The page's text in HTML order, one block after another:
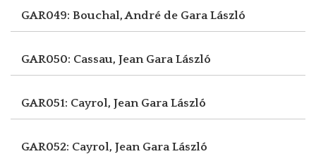
GAR049: Bouchal, André de Gara László
GAR050: Cassau, Jean Gara László
GAR051: Cayrol, Jean Gara László
GAR052: Cayrol, Jean Gara László